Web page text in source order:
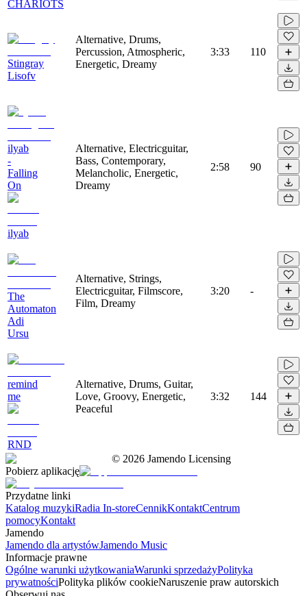
CHARIOTS
Stingray
Lisofv
Alternative, Drums,
Percussion, Atmospheric,
Energetic, Dreamy
3:33 110
ilyab
-
Falling
On
ilyab
Alternative, Electricguitar,
Bass, Contemporary,
Melancholic, Energetic,
Dreamy
2:58 90
The
Automaton
Adi
Ursu
Alternative, Strings,
Electricguitar, Filmscore,
Film, Dreamy
3:20 -
remind
me
RND
Alternative, Drums, Guitar,
Love, Groovy, Energetic,
Peaceful
3:32 144
© 2026 Jamendo Licensing
Pobierz aplikację
Przydatne linki
Katalog muzykiRadia In-storeCennikKontaktCentrum
pomocyKontakt
Jamendo
Jamendo dla artystówJamendo Music
Informacje prawne
Ogólne warunki użytkowaniaWarunki sprzedażyPolityka
prywatnościPolityka plików cookieNaruszenie praw autorskich